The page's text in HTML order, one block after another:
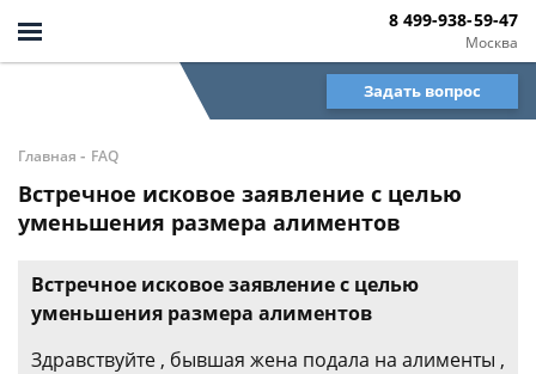
Москва
8 499-938-59-47
Задать вопрос
Главная - FAQ
Встречное исковое заявление с целью
уменьшения размера алиментов
Встречное исковое заявление с целью
уменьшения размера алиментов
Здравствуйте , бывшая жена подала на алименты ,